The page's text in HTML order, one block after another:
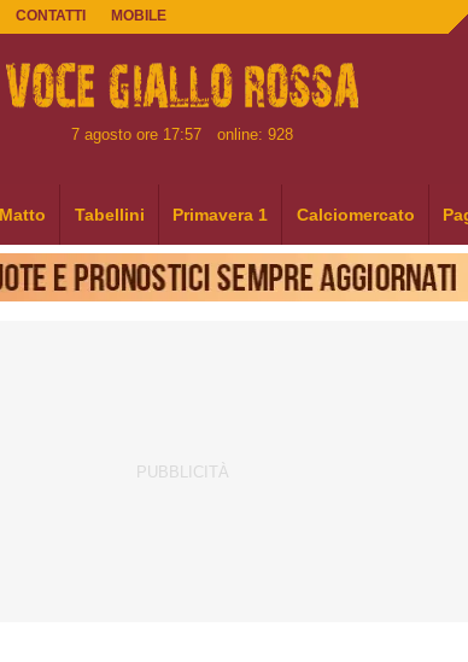
CONTATTI MOBILE
7 agosto ore 17:57 online: 928
Tabellini Primavera 1 Calciomercato